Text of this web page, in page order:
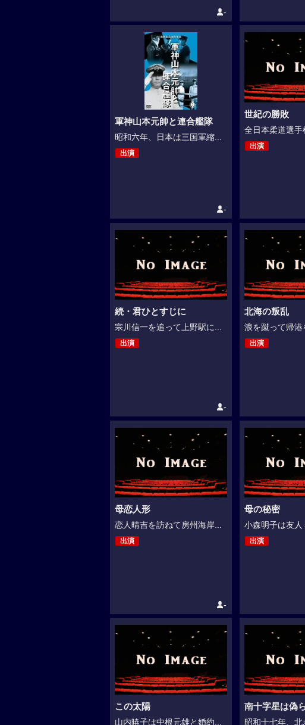
-
軍神山本元帥と連合艦隊
昭和六年、日本は三国軍縮...
出演
-
世紀の勝敗
全日本柔道選手
出演
続・君ひとすじに
宗川信一を追って上野駅に...
出演
-
北海の叛乱
浪を蹴って帰港
出演
母恋人形
恋人晴吉を訪ねて房州海岸...
出演
-
母の秘密
小森明子は友人
出演
この太陽
山内暁子は中根元雄と婚約...
南十字星は偽
昭和十七年、